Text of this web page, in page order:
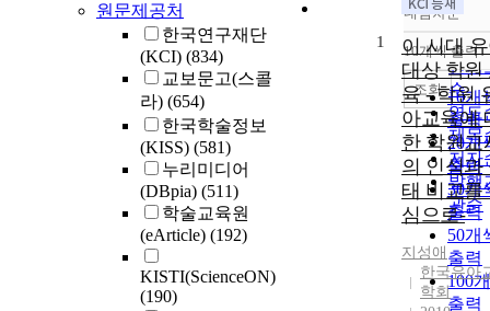
원문제공처
한국연구재단
(KCI) (834)
교보문고(스콜
라) (654)
한국학술정보
(KISS) (581)
누리미디어
(DBpia) (511)
학술교육원
(eArticle) (192)
KISTI(ScienceON)
(190)
정확
순
인기
순
연도
제목
저자
발행
관순
내림차순
내림
10개씩 출력
10개
출력
20개
출력
30개
출력
50개
출력
100
출력
조회
1
이 시대
대상 학원
육 - 학원
아교육에
한 학원교
의 인식과
태 비교를
심으로-
지성애
한국유아
학회